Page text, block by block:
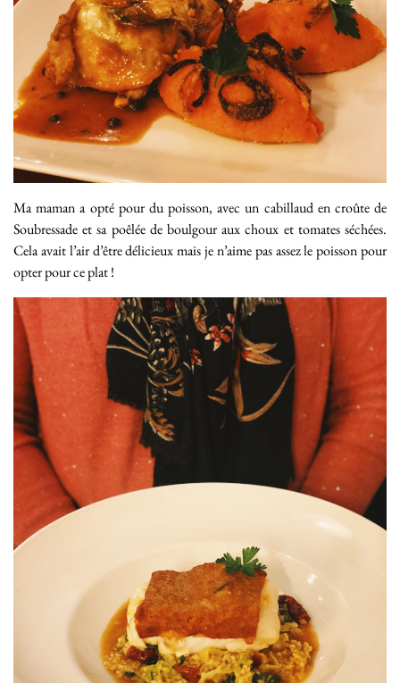
Ma maman a opté pour du poisson, avec un cabillaud en croûte de
Soubressade et sa poêlée de boulgour aux choux et tomates séchées.
Cela avait l’air d’être délicieux mais je n’aime pas assez le poisson pour
opter pour ce plat !